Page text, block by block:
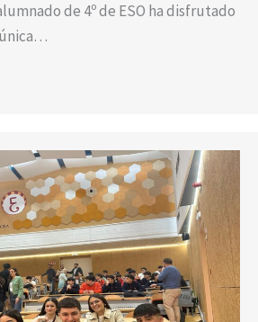
de 4º de ESO ha disfrutado